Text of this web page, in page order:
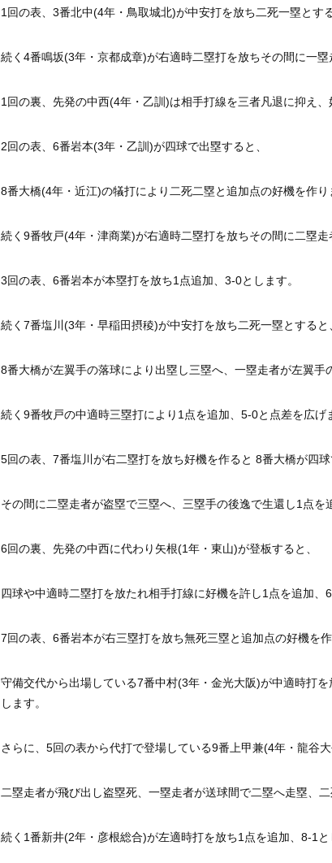
1回の表、3番北中(4年・鳥取城北)が中安打を放ち二死一塁とする
続く4番鳴坂(3年・京都成章)が右適時二塁打を放ちその間に一
1回の裏、先発の中西(4年・乙訓)は相手打線を三者凡退に抑え、
2回の表、6番岩本(3年・乙訓)が四球で出塁すると、
8番大橋(4年・近江)の犠打により二死二塁と追加点の好機を作り
続く9番牧戸(4年・津商業)が右適時二塁打を放ちその間に二塁
3回の表、6番岩本が本塁打を放ち1点追加、3-0とします。
続く7番塩川(3年・早稲田摂稜)が中安打を放ち二死一塁とすると
8番大橋が左翼手の落球により出塁し三塁へ、 一塁走者が左翼手
続く9番牧戸の中適時三塁打により1点を追加、5-0と点差を広げ
5回の表、7番塩川が右二塁打を放ち好機を作ると 8番大橋が四球
その間に二塁走者が盗塁で三塁へ、 三塁手の後逸で生還し1点を
6回の裏、先発の中西に代わり矢根(1年・東山)が登板すると、
四球や中適時二塁打を放たれ相手打線に好機を許し1点を追加、
7回の表、 6番岩本が右三塁打を放ち無死三塁と追加点の好機を作
守備交代から出場している7番中村(3年・金光大阪)が中適時打
します。
さらに、5回の表から代打で登場している9番上甲兼(4年・ 龍谷
二塁走者が飛び出し盗塁死、一塁走者が送球間で二塁へ走塁、
続く1番新井(2年・彦根総合)が左適時打を放ち1点を追加、 8-1と